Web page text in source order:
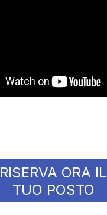
RISERVA ORA IL
TUO POSTO